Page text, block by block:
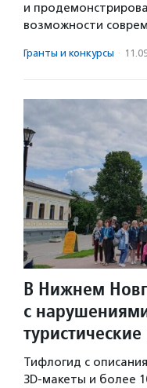
и
возможности
Гранты и конкурсы ·
В Нижнем
с
Тифлогид с
3D-макеты и более